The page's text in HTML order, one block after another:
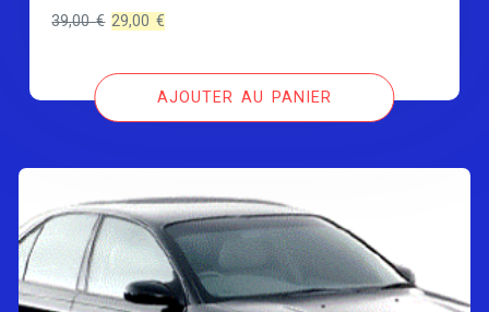
39,00€ Le
initial
29,00€
actuel
est :
AJOUTER AU PANIER